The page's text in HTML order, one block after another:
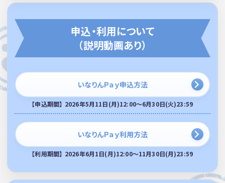
申込・利用について
（説明動画あり）
いなりんＰａｙ申込方法
【申込期間】 2026年5月11日(月)12:00～6月30日(火)23:59
いなりんＰａｙ利用方法
【利用期間】 2026年6月1日(月)12:00～11月30日(月)23:59